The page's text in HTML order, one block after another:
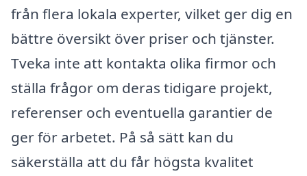
från flera lokala experter, vilket ger dig en
bättre översikt över priser och tjänster.
Tveka inte att kontakta olika firmor och
ställa frågor om deras tidigare projekt,
referenser och eventuella garantier de
ger för arbetet. På så sätt kan du
säkerställa att du får högsta kvalitet